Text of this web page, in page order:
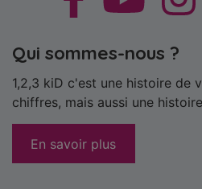
Qui sommes-nous ?
1,2,3 kiD c'est une histoire de
chiffres, mais aussi une
En savoir plus